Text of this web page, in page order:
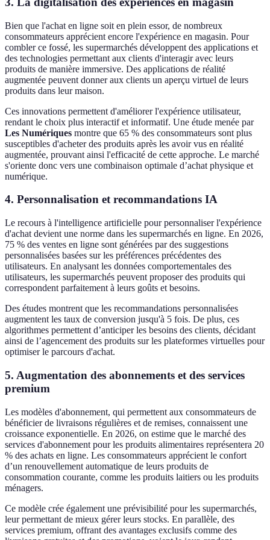
Bien que l'achat en ligne soit en plein essor, de nombreux
consommateurs apprécient encore l'expérience en magasin. Pour
combler ce fossé, les supermarchés développent des applications et
des technologies permettant aux clients d'interagir avec leurs
produits de manière immersive. Des applications de réalité
augmentée peuvent donner aux clients un aperçu virtuel de leurs
produits dans leur maison.
Ces innovations permettent d'améliorer l'expérience utilisateur,
rendant le choix plus interactif et informatif. Une étude menée par
Les Numériques montre que 65 % des consommateurs sont plus
susceptibles d'acheter des produits après les avoir vus en réalité
augmentée, prouvant ainsi l'efficacité de cette approche. Le marché
s'oriente donc vers une combinaison optimale d’achat physique et
numérique.
4. Personnalisation et recommandations IA
Le recours à l'intelligence artificielle pour personnaliser l'expérience
d'achat devient une norme dans les supermarchés en ligne. En 2026,
75 % des ventes en ligne sont générées par des suggestions
personnalisées basées sur les préférences précédentes des
utilisateurs. En analysant les données comportementales des
utilisateurs, les supermarchés peuvent proposer des produits qui
correspondent parfaitement à leurs goûts et besoins.
Des études montrent que les recommandations personnalisées
augmentent les taux de conversion jusqu'à 5 fois. De plus, ces
algorithmes permettent d’anticiper les besoins des clients, décidant
ainsi de l’agencement des produits sur les plateformes virtuelles pour
optimiser le parcours d'achat.
5. Augmentation des abonnements et des services
premium
Les modèles d'abonnement, qui permettent aux consommateurs de
bénéficier de livraisons régulières et de remises, connaissent une
croissance exponentielle. En 2026, on estime que le marché des
services d'abonnement pour les produits alimentaires représentera 20
% des achats en ligne. Les consommateurs apprécient le confort
d’un renouvellement automatique de leurs produits de
consommation courante, comme les produits laitiers ou les produits
ménagers.
Ce modèle crée également une prévisibilité pour les supermarchés,
leur permettant de mieux gérer leurs stocks. En parallèle, des
services premium, offrant des avantages exclusifs comme des